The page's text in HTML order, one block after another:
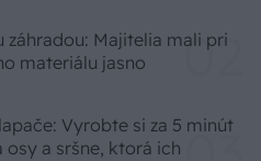
záhradou: Majitelia mali pri
materiálu jasno
Vyrobte si za 5 minút
osy a sršne, ktorá ich